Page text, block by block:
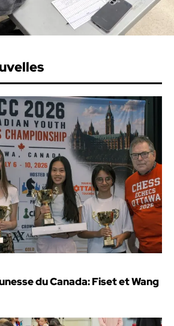
du Canada: Fiset et Wang